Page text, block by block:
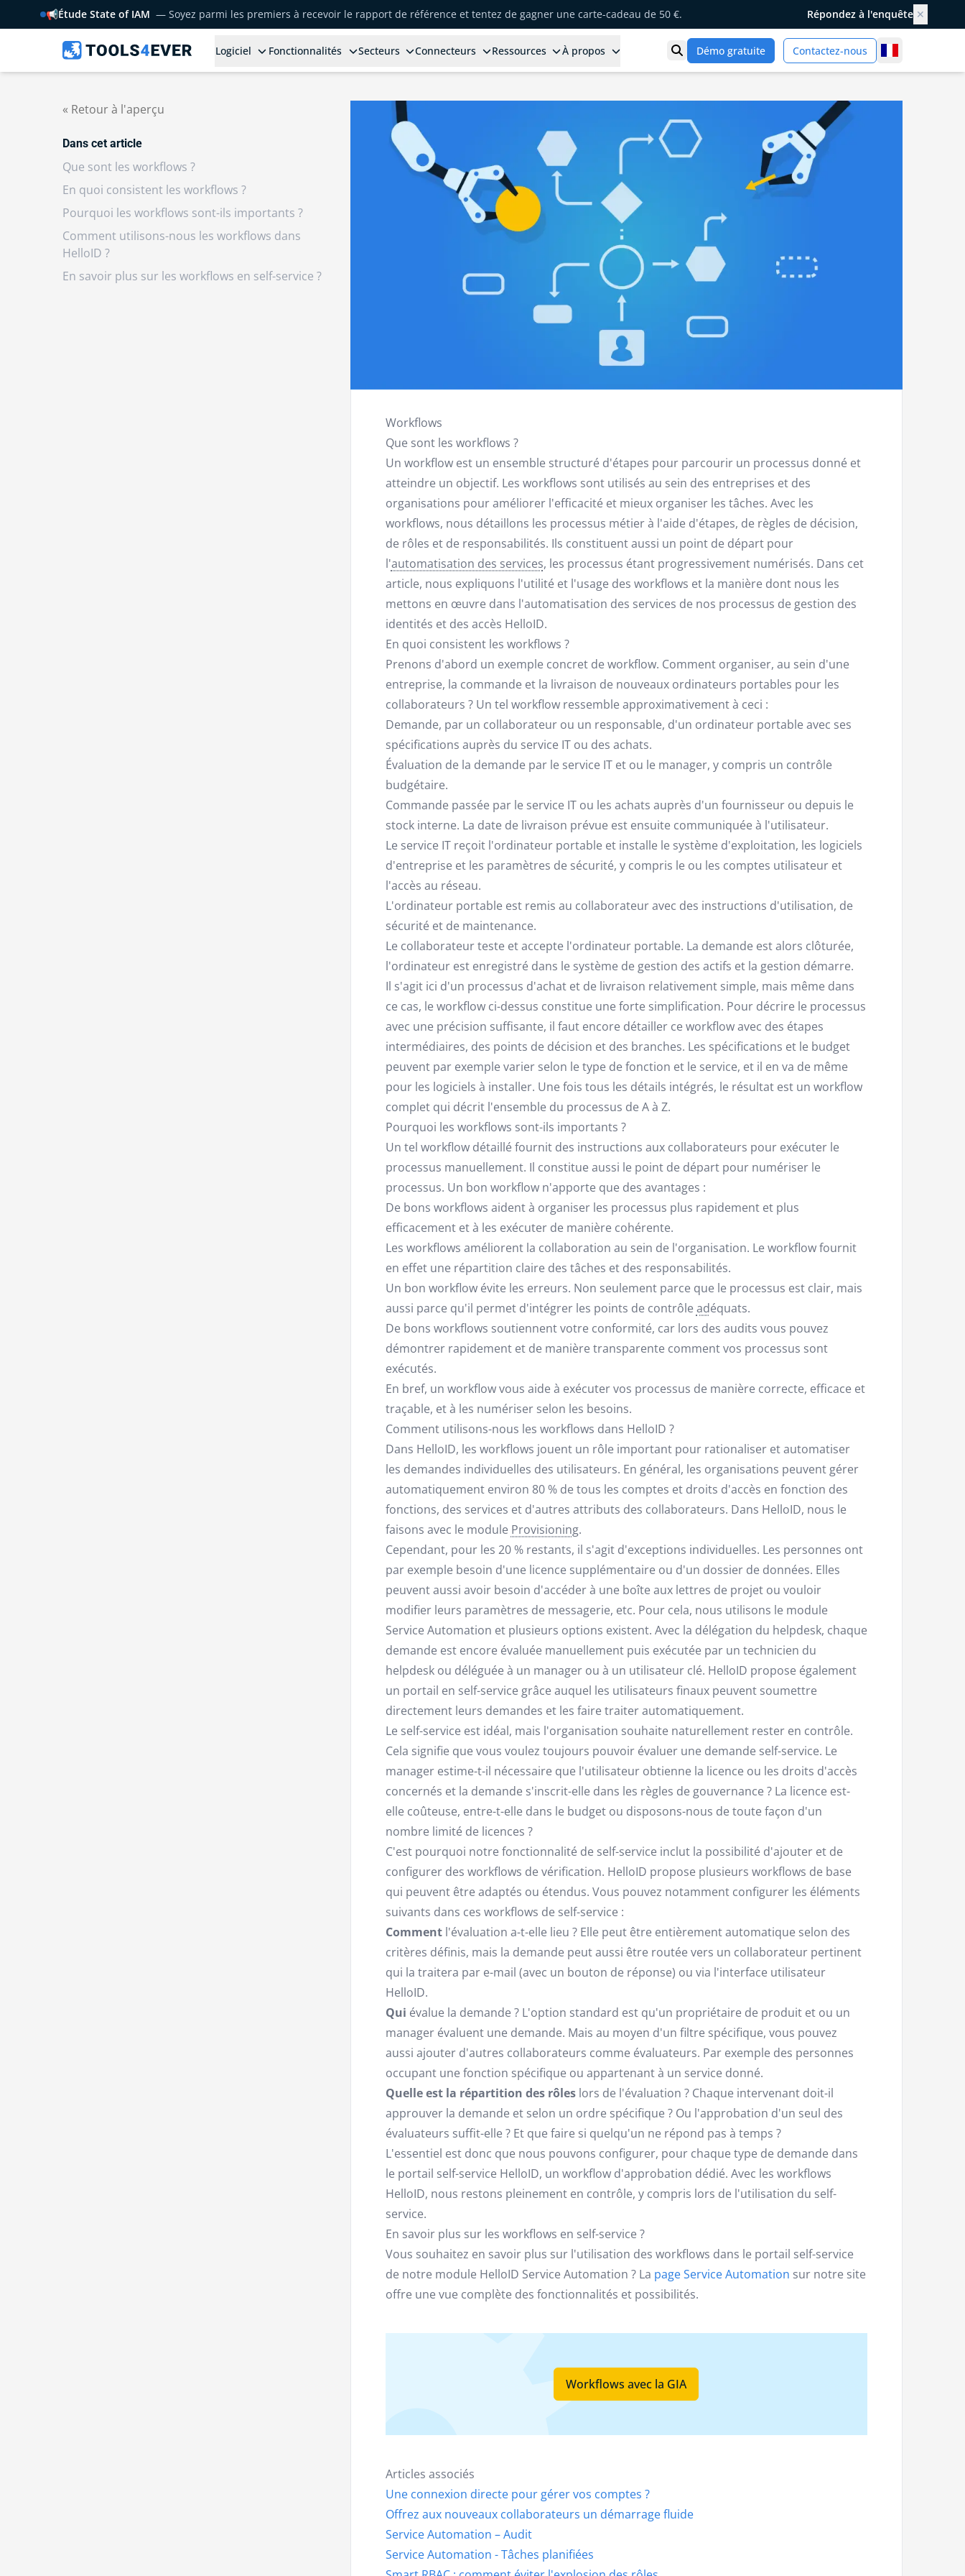
📢Étude State of IAM — Soyez parmi les premiers à recevoir le rapport de référence et tentez de gagner une carte-cadeau de 50 €. Répondez à l'enquête ✕
Logiciel Fonctionnalités Secteurs Connecteurs Ressources À propos Ouvrir la recherche
Démo gratuite Contactez-nous
« Retour à l'aperçu
Dans cet article
Que sont les workflows ?
En quoi consistent les workflows ?
Pourquoi les workflows sont-ils importants ?
Comment utilisons-nous les workflows dans
HelloID ?
En savoir plus sur les workflows en self-service ?
Workflows
Que sont les workflows ?
Un workflow est un ensemble structuré d'étapes pour parcourir un processus donné et
atteindre un objectif. Les workflows sont utilisés au sein des entreprises et des
organisations pour améliorer l'efficacité et mieux organiser les tâches. Avec les
workflows, nous détaillons les processus métier à l'aide d'étapes, de règles de décision,
de rôles et de responsabilités. Ils constituent aussi un point de départ pour
l'automatisation des services, les processus étant progressivement numérisés. Dans cet
article, nous expliquons l'utilité et l'usage des workflows et la manière dont nous les
mettons en œuvre dans l'automatisation des services de nos processus de gestion des
identités et des accès HelloID.
En quoi consistent les workflows ?
Prenons d'abord un exemple concret de workflow. Comment organiser, au sein d'une
entreprise, la commande et la livraison de nouveaux ordinateurs portables pour les
collaborateurs ? Un tel workflow ressemble approximativement à ceci :
Demande, par un collaborateur ou un responsable, d'un ordinateur portable avec ses
spécifications auprès du service IT ou des achats.
Évaluation de la demande par le service IT et ou le manager, y compris un contrôle
budgétaire.
Commande passée par le service IT ou les achats auprès d'un fournisseur ou depuis le
stock interne. La date de livraison prévue est ensuite communiquée à l'utilisateur.
Le service IT reçoit l'ordinateur portable et installe le système d'exploitation, les logiciels
d'entreprise et les paramètres de sécurité, y compris le ou les comptes utilisateur et
l'accès au réseau.
L'ordinateur portable est remis au collaborateur avec des instructions d'utilisation, de
sécurité et de maintenance.
Le collaborateur teste et accepte l'ordinateur portable. La demande est alors clôturée,
l'ordinateur est enregistré dans le système de gestion des actifs et la gestion démarre.
Il s'agit ici d'un processus d'achat et de livraison relativement simple, mais même dans
ce cas, le workflow ci-dessus constitue une forte simplification. Pour décrire le processus
avec une précision suffisante, il faut encore détailler ce workflow avec des étapes
intermédiaires, des points de décision et des branches. Les spécifications et le budget
peuvent par exemple varier selon le type de fonction et le service, et il en va de même
pour les logiciels à installer. Une fois tous les détails intégrés, le résultat est un workflow
complet qui décrit l'ensemble du processus de A à Z.
Pourquoi les workflows sont-ils importants ?
Un tel workflow détaillé fournit des instructions aux collaborateurs pour exécuter le
processus manuellement. Il constitue aussi le point de départ pour numériser le
processus. Un bon workflow n'apporte que des avantages :
De bons workflows aident à organiser les processus plus rapidement et plus
efficacement et à les exécuter de manière cohérente.
Les workflows améliorent la collaboration au sein de l'organisation. Le workflow fournit
en effet une répartition claire des tâches et des responsabilités.
Un bon workflow évite les erreurs. Non seulement parce que le processus est clair, mais
aussi parce qu'il permet d'intégrer les points de contrôle adéquats.
De bons workflows soutiennent votre conformité, car lors des audits vous pouvez
démontrer rapidement et de manière transparente comment vos processus sont
exécutés.
En bref, un workflow vous aide à exécuter vos processus de manière correcte, efficace et
traçable, et à les numériser selon les besoins.
Comment utilisons-nous les workflows dans HelloID ?
Dans HelloID, les workflows jouent un rôle important pour rationaliser et automatiser
les demandes individuelles des utilisateurs. En général, les organisations peuvent gérer
automatiquement environ 80 % de tous les comptes et droits d'accès en fonction des
fonctions, des services et d'autres attributs des collaborateurs. Dans HelloID, nous le
faisons avec le module Provisioning.
Cependant, pour les 20 % restants, il s'agit d'exceptions individuelles. Les personnes ont
par exemple besoin d'une licence supplémentaire ou d'un dossier de données. Elles
peuvent aussi avoir besoin d'accéder à une boîte aux lettres de projet ou vouloir
modifier leurs paramètres de messagerie, etc. Pour cela, nous utilisons le module
Service Automation et plusieurs options existent. Avec la délégation du helpdesk, chaque
demande est encore évaluée manuellement puis exécutée par un technicien du
helpdesk ou déléguée à un manager ou à un utilisateur clé. HelloID propose également
un portail en self-service grâce auquel les utilisateurs finaux peuvent soumettre
directement leurs demandes et les faire traiter automatiquement.
Le self-service est idéal, mais l'organisation souhaite naturellement rester en contrôle.
Cela signifie que vous voulez toujours pouvoir évaluer une demande self-service. Le
manager estime-t-il nécessaire que l'utilisateur obtienne la licence ou les droits d'accès
concernés et la demande s'inscrit-elle dans les règles de gouvernance ? La licence est-
elle coûteuse, entre-t-elle dans le budget ou disposons-nous de toute façon d'un
nombre limité de licences ?
C'est pourquoi notre fonctionnalité de self-service inclut la possibilité d'ajouter et de
configurer des workflows de vérification. HelloID propose plusieurs workflows de base
qui peuvent être adaptés ou étendus. Vous pouvez notamment configurer les éléments
suivants dans ces workflows de self-service :
Commentl'évaluation a-t-elle lieu ? Elle peut être entièrement automatique selon des
critères définis, mais la demande peut aussi être routée vers un collaborateur pertinent
qui la traitera par e-mail (avec un bouton de réponse) ou via l'interface utilisateur
HelloID.
Qui évalue la demande ? L'option standard est qu'un propriétaire de produit et ou un
manager évaluent une demande. Mais au moyen d'un filtre spécifique, vous pouvez
aussi ajouter d'autres collaborateurs comme évaluateurs. Par exemple des personnes
occupant une fonction spécifique ou appartenant à un service donné.
Quelle est la répartition des rôles lors de l'évaluation ? Chaque intervenant doit-il
approuver la demande et selon un ordre spécifique ? Ou l'approbation d'un seul des
évaluateurs suffit-elle ? Et que faire si quelqu'un ne répond pas à temps ?
L'essentiel est donc que nous pouvons configurer, pour chaque type de demande dans
le portail self-service HelloID, un workflow d'approbation dédié. Avec les workflows
HelloID, nous restons pleinement en contrôle, y compris lors de l'utilisation du self-
service.
En savoir plus sur les workflows en self-service ?
Vous souhaitez en savoir plus sur l'utilisation des workflows dans le portail self-service
de notre module HelloID Service Automation ? La page Service Automation sur notre site
offre une vue complète des fonctionnalités et possibilités.
Workflows avec la GIA
Articles associés
Une connexion directe pour gérer vos comptes ?
Offrez aux nouveaux collaborateurs un démarrage fluide
Service Automation – Audit
Service Automation - Tâches planifiées